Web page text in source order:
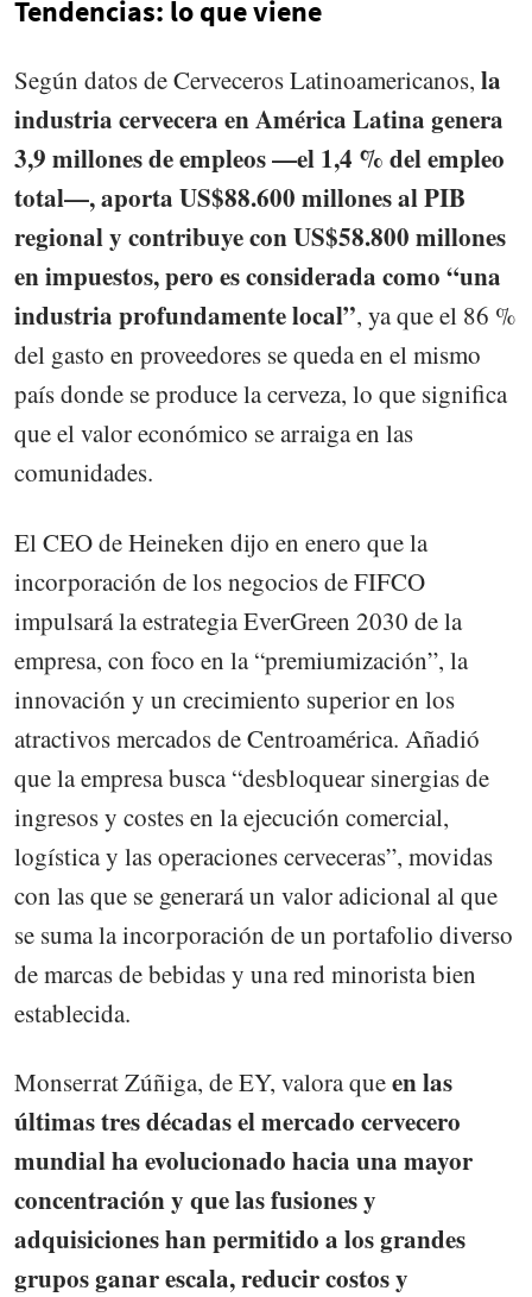
Tendencias: lo que viene
Según datos de Cerveceros Latinoamericanos, la
industria cervecera en América Latina genera
3,9 millones de empleos —el 1,4 % del empleo
total—, aporta US$88.600 millones al PIB
regional y contribuye con US$58.800 millones
en impuestos, pero es considerada como “una
industria profundamente local”, ya que el 86 %
del gasto en proveedores se queda en el mismo
país donde se produce la cerveza, lo que significa
que el valor económico se arraiga en las
comunidades.
El CEO de Heineken dijo en enero que la
incorporación de los negocios de FIFCO
impulsará la estrategia EverGreen 2030 de la
empresa, con foco en la “premiumización”, la
innovación y un crecimiento superior en los
atractivos mercados de Centroamérica. Añadió
que la empresa busca “desbloquear sinergias de
ingresos y costes en la ejecución comercial,
logística y las operaciones cerveceras”, movidas
con las que se generará un valor adicional al que
se suma la incorporación de un portafolio diverso
de marcas de bebidas y una red minorista bien
establecida.
Monserrat Zúñiga, de EY, valora queen las
últimas tres décadas el mercado cervecero
mundial ha evolucionado hacia una mayor
concentración y que las fusiones y
adquisiciones han permitido a los grandes
grupos ganar escala, reducir costos y